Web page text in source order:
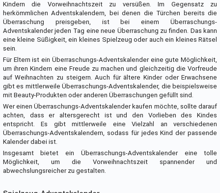
Kindern die Vorweihnachtszeit zu versüßen. Im Gegensatz zu
herkömmlichen Adventskalendern, bei denen die Türchen bereits die
Überraschung preisgeben, ist bei einem Überraschungs-
Adventskalender jeden Tag eine neue Überraschung zu finden. Das kann
eine kleine Süßigkeit, ein kleines Spielzeug oder auch ein kleines Rätsel
sein.
Für Eltern ist ein Überraschungs-Adventskalender eine gute Möglichkeit,
um ihren Kindern eine Freude zu machen und gleichzeitig die Vorfreude
auf Weihnachten zu steigern. Auch für ältere Kinder oder Erwachsene
gibt es mittlerweile Überraschungs-Adventskalender, die beispielsweise
mit Beauty-Produkten oder anderen Überraschungen gefüllt sind.
Wer einen Überraschungs-Adventskalender kaufen möchte, sollte darauf
achten, dass er altersgerecht ist und den Vorlieben des Kindes
entspricht. Es gibt mittlerweile eine Vielzahl an verschiedenen
Überraschungs-Adventskalendern, sodass für jedes Kind der passende
Kalender dabei ist.
Insgesamt bietet ein Überraschungs-Adventskalender eine tolle
Möglichkeit, um die Vorweihnachtszeit spannender und
abwechslungsreicher zu gestalten.